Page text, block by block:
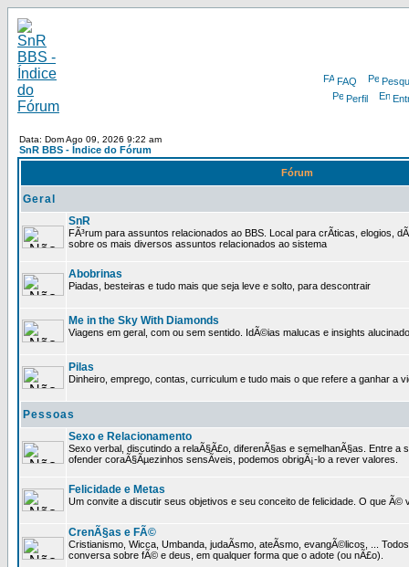
FAQ
Perfil
Data: Dom Ago 09, 2026 9:22 am
SnR BBS - Índice do Fórum
Fórum
Geral
SnR
FÃ³rum para assuntos relacionados ao BBS. Local para crÃ­ticas, elogios,
sobre os mais diversos assuntos relacionados ao sistema
Abobrinas
Piadas, besteiras e tudo mais que seja leve e solto, para descontrair
Me in the Sky With Diamonds
Viagens em geral, com ou sem sentido. IdÃ©ias malucas e insights
Pilas
Dinheiro, emprego, contas, curriculum e tudo mais o que refere a ganhar a
Pessoas
Sexo e Relacionamento
Sexo verbal, discutindo a relaÃ§Ã£o, diferenÃ§as e semelhanÃ§as. Entre a
ofender coraÃ§Ãµezinhos sensÃ­veis, podemos obrigÃ¡-lo a rever valores.
Felicidade e Metas
Um convite a discutir seus objetivos e seu conceito de felicidade. O que Ã©
CrenÃ§as e FÃ©
Cristianismo, Wicca, Umbanda, judaÃ­smo, ateÃ­smo, evangÃ©licos, ...
conversa sobre fÃ© e deus, em qualquer forma que o adote (ou nÃ£o).